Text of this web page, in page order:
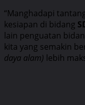
“Manghadapi
kesiapan di bidang
lain penguatan
kita yang semakin
daya alam) lebih